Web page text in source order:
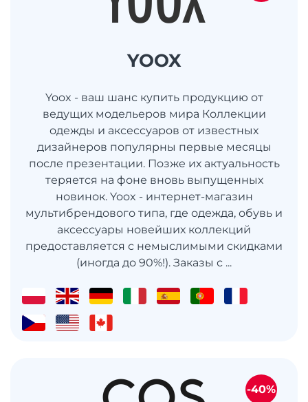
YOOX
Yoox - ваш шанс купить продукцию от
ведущих модельеров мира Коллекции
одежды и аксессуаров от известных
дизайнеров популярны первые месяцы
после презентации. Позже их актуальность
теряется на фоне вновь выпущенных
новинок. Yoox - интернет-магазин
мультибрендового типа, где одежда, обувь и
аксессуары новейших коллекций
предоставляется с немыслимыми скидками
(иногда до 90%!). Заказы с ...
-40%